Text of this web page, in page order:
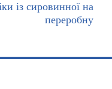
із сировинної на
переробну